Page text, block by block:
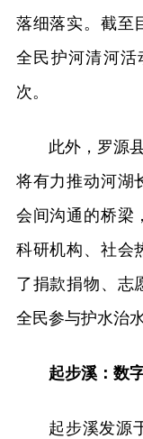
落细落实。截至
全民护河清河活
次。
此外，罗源
将有力推动河湖
会间沟通的桥梁
科研机构、社会
了捐款捐物、志
全民参与护水治
起步溪：数
起步溪发源